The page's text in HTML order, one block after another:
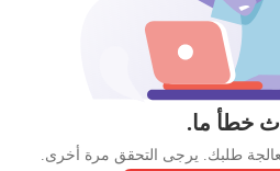
خطأ ما.
طلبك. يرجى التحقق مرة أخرى.